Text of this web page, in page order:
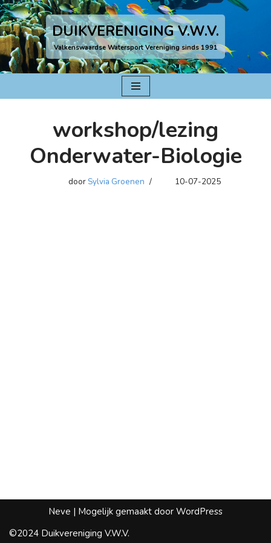
Ga
naar
de
inhoud
DUIKVERENIGING V.W.V.
Valkenswaardse Watersport Vereniging sinds 1991
workshop/lezing
Onderwater-Biologie
door Sylvia Groenen 10-07-2025
Neve | Mogelijk gemaakt door WordPress
©2024 Duikvereniging V.W.V.